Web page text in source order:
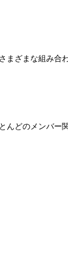
まざまな組み合
どのメンバー